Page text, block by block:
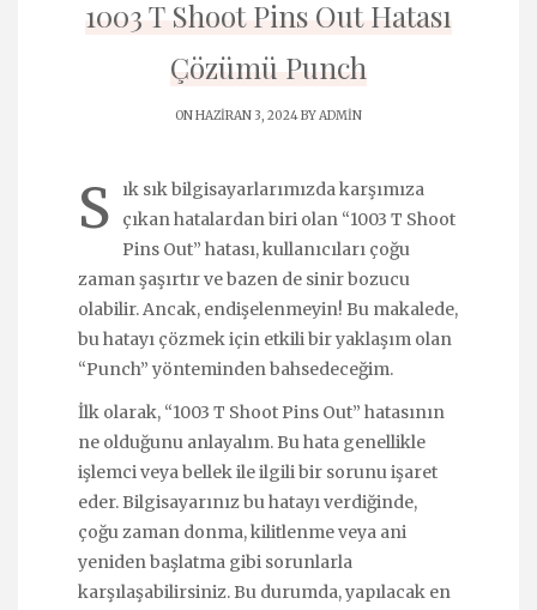
1003 T Shoot Pins Out Hatası
Çözümü Punch
ON HAZIRAN 3, 2024 BYADMIN
S
ık sık bilgisayarlarımızda karşımıza
çıkan hatalardan biri olan “1003 T Shoot
Pins Out” hatası, kullanıcıları çoğu
zaman şaşırtır ve bazen de sinir bozucu
olabilir. Ancak, endişelenmeyin! Bu makalede,
bu hatayı çözmek için etkili bir yaklaşım olan
“Punch” yönteminden bahsedeceğim.
İlk olarak, “1003 T Shoot Pins Out” hatasının
ne olduğunu anlayalım. Bu hata genellikle
işlemci veya bellek ile ilgili bir sorunu işaret
eder. Bilgisayarınız bu hatayı verdiğinde,
çoğu zaman donma, kilitlenme veya ani
yeniden başlatma gibi sorunlarla
karşılaşabilirsiniz. Bu durumda, yapılacak en